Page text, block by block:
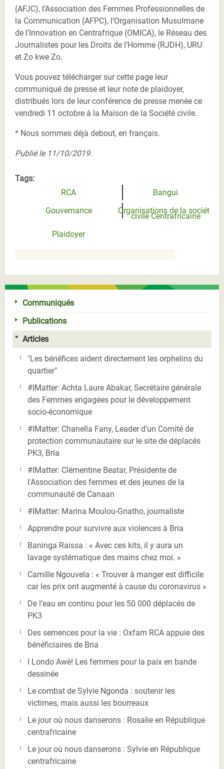
(AFJC), l’Association des Femmes Professionnelles de
la Communication (AFPC), l’Organisation Musulmane
de l’Innovation en Centrafrique (OMICA), le Réseau des
Journalistes pour les Droits de l’Homme (RJDH), URU
et Zo kwe Zo.
Vous pouvez télécharger sur cette page leur
communiqué de presse et leur note de plaidoyer,
distribués lors de leur conférence de presse menée ce
vendredi 11 octobre à la Maison de la Société civile.
* Nous sommes déjà debout, en français.
Publié le 11/10/2019.
Tags:
RCA
Bangui
Gouvernance
Organisations de la société
civile Centrafricaine
Plaidoyer
Communiqués
Publications
Articles
"Les bénéfices aident directement les orphelins du
quartier"
#IMatter: Achta Laure Abakar, Secrétaire générale
des Femmes engagées pour le développement
socio-économique
#IMatter: Chanella Fany, Leader d'un Comité de
protection communautaire sur le site de déplacés
PK3, Bria
#IMatter: Clémentine Beatar, Présidente de
l'Association des femmes et des jeunes de la
communauté de Canaan
#IMatter: Marina Moulou-Gnatho, journaliste
Apprendre pour survivre aux violences à Bria
Baninga Raissa : « Avec ces kits, il y aura un
lavage systématique des mains chez moi. »
Camille Ngouvela : « Trouver à manger est difficile
car les prix ont augmenté à cause du coronavirus »
De l’eau en continu pour les 50 000 déplacés de
PK3
Des semences pour la vie : Oxfam RCA appuie des
bénéficiaires de Bria
I Londo Awè! Les femmes pour la paix en bande
dessinée
Le combat de Sylvie Ngonda : soutenir les
victimes, mais aussi les bourreaux
Le jour où nous danserons : Rosalie en République
centrafricaine
Le jour où nous danserons : Sylvie en République
centrafricaine